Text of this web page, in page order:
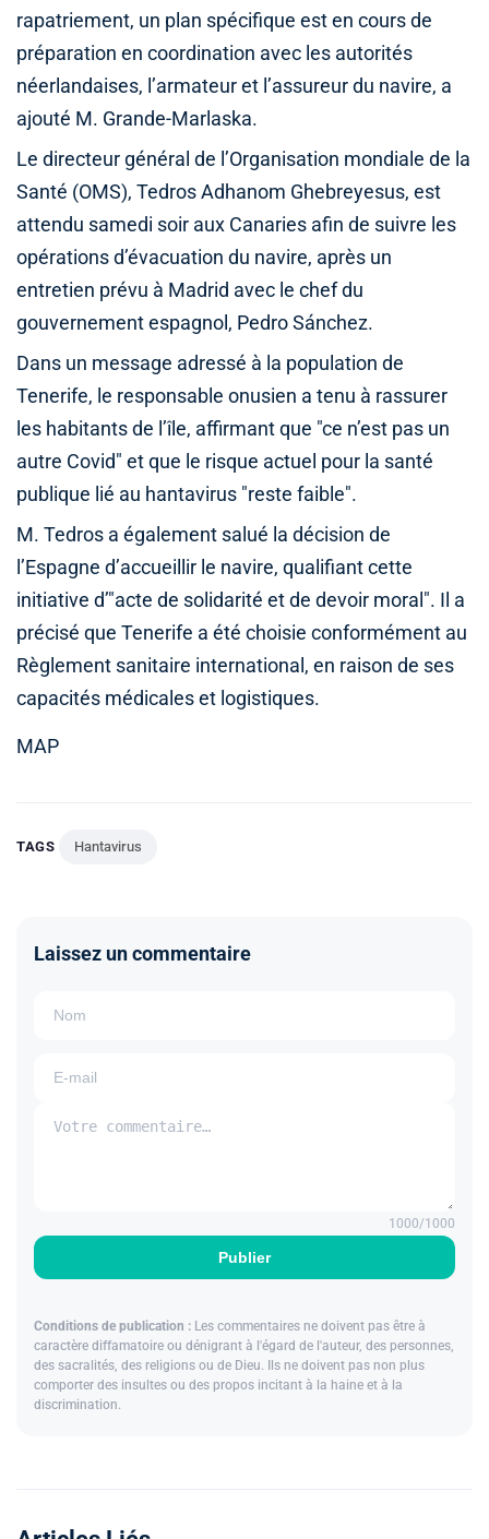
rapatriement, un plan spécifique est en cours de
préparation en coordination avec les autorités
néerlandaises, l’armateur et l’assureur du navire, a
ajouté M. Grande-Marlaska.
Le directeur général de l’Organisation mondiale de la
Santé (OMS), Tedros Adhanom Ghebreyesus, est
attendu samedi soir aux Canaries afin de suivre les
opérations d’évacuation du navire, après un
entretien prévu à Madrid avec le chef du
gouvernement espagnol, Pedro Sánchez.
Dans un message adressé à la population de
Tenerife, le responsable onusien a tenu à rassurer
les habitants de l’île, affirmant que "ce n’est pas un
autre Covid" et que le risque actuel pour la santé
publique lié au hantavirus "reste faible".
M. Tedros a également salué la décision de
l’Espagne d’accueillir le navire, qualifiant cette
initiative d’"acte de solidarité et de devoir moral". Il a
précisé que Tenerife a été choisie conformément au
Règlement sanitaire international, en raison de ses
capacités médicales et logistiques.
MAP
TAGS Hantavirus
Laissez un commentaire
Publier
1000/1000
Conditions de publication : Les commentaires ne doivent pas être à
caractère diffamatoire ou dénigrant à l'égard de l'auteur, des personnes,
des sacralités, des religions ou de Dieu. Ils ne doivent pas non plus
comporter des insultes ou des propos incitant à la haine et à la
discrimination.